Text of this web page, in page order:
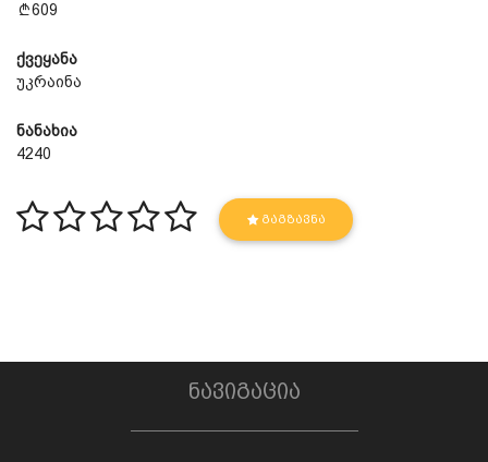
609
ქვეყანა
უკრაინა
ნანახია
4240
ᲒᲐᲒᲖᲐᲕᲜᲐ
ნავიგაცია